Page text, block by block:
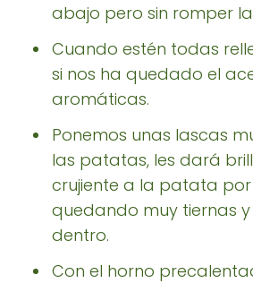
abajo pero sin romper
Cuando estén todas
si nos ha quedado el
aromáticas.
Ponemos unas lascas
las patatas, les dará
crujiente a la patata
quedando muy tiernas
dentro.
Con el horno